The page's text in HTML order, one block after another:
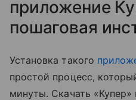
приложение
пошаговая
Установка такого
простой процесс,
минуты. Скачать